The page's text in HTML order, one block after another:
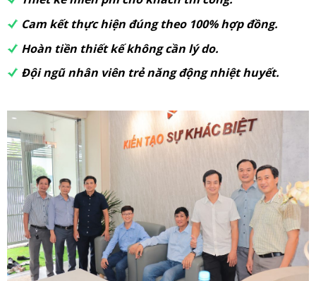
Cam kết thực hiện đúng theo 100% hợp đồng.
Hoàn tiền thiết kế không cần lý do.
Đội ngũ nhân viên trẻ năng động nhiệt huyết.